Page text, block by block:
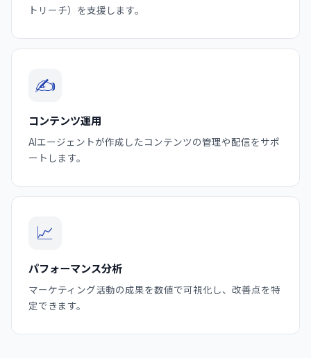
トリーチ）を支援します。
✍️
コンテンツ運用
AIエージェントが作成したコンテンツの管理や配信をサポ
ートします。
📈
パフォーマンス分析
マーケティング活動の成果を数値で可視化し、改善点を特
定できます。